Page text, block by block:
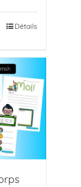
Détails